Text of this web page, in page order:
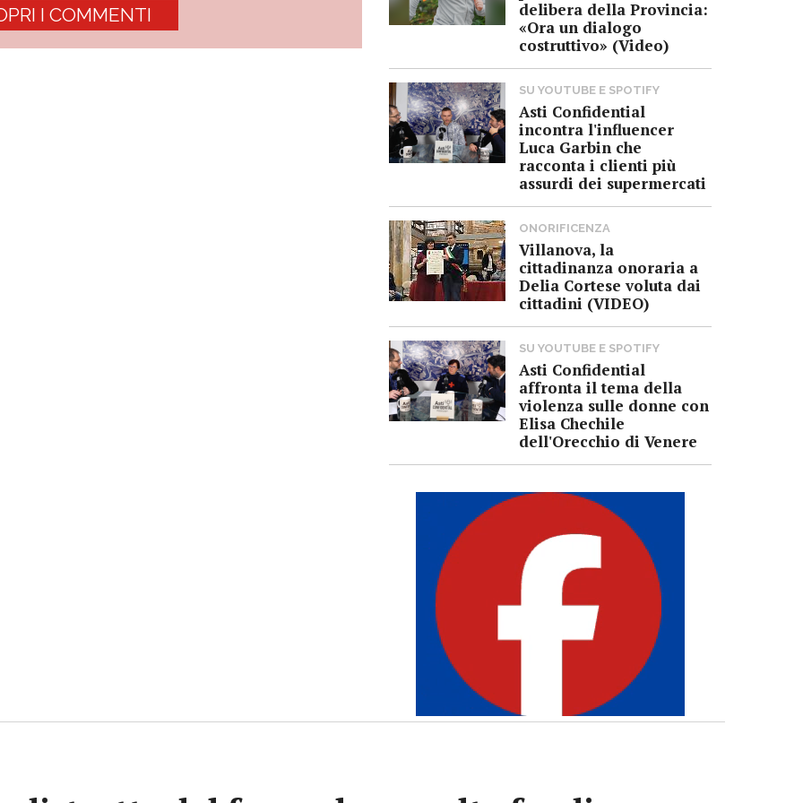
I COMMENTI
delibera della Provincia:
«Ora un dialogo
costruttivo» (Video)
SU YOUTUBE E SPOTIFY
Asti Confidential
incontra l'influencer
Luca Garbin che
racconta i clienti più
assurdi dei supermercati
ONORIFICENZA
Villanova, la
cittadinanza onoraria a
Delia Cortese voluta dai
cittadini (VIDEO)
SU YOUTUBE E SPOTIFY
Asti Confidential
affronta il tema della
violenza sulle donne con
Elisa Chechile
dell'Orecchio di Venere